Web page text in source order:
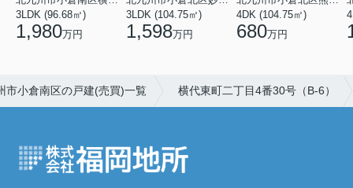
3LDK (96.68㎡)
1,980万円
3LDK (104.75㎡)
1,598万円
4DK (104.75㎡)
680万円
市小倉南区の戸建(売買)一覧 横代東町二丁目4番30号（B-6）